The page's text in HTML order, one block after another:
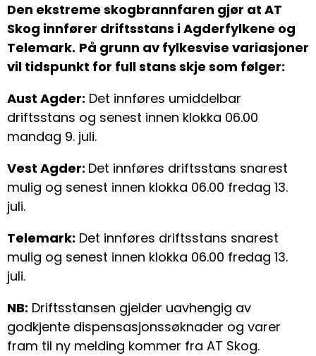
Den ekstreme skogbrannfaren gjør at AT
Skog innfører driftsstans i Agderfylkene og
Telemark. På grunn av fylkesvise variasjoner
vil tidspunkt for full stans skje som følger:
Aust Agder: Det innføres umiddelbar
driftsstans og senest innen klokka 06.00
mandag 9. juli.
Vest Agder: Det innføres driftsstans snarest
mulig og senest innen klokka 06.00 fredag 13.
juli.
Telemark: Det innføres driftsstans snarest
mulig og senest innen klokka 06.00 fredag 13.
juli.
NB: Driftsstansen gjelder uavhengig av
godkjente dispensasjonssøknader og varer
fram til ny melding kommer fra AT Skog.